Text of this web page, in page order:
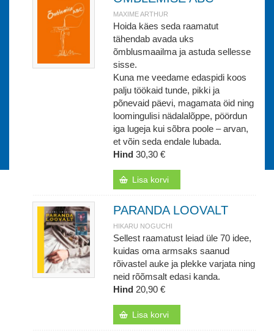
MAXIME ARTHUR
Hoida käes seda raamatut
tähendab avada uks
õmblusmaailma ja astuda sellesse
sisse.
Kuna me veedame edaspidi koos
palju töökaid tunde, pikki ja
põnevaid päevi, magamata öid ning
loomingulisi nädalalõppe, pöördun
iga lugeja kui sõbra poole – arvan,
et võin seda endale lubada.
Hind 30,30 €
Lisa korvi
PARANDA LOOVALT
HIKARU NOGUCHI
Sellest raamatust leiad üle 70 idee,
kuidas oma armsaks saanud
rõivastel auke ja plekke varjata ning
neid rõõmsalt edasi kanda.
Hind 20,90 €
Lisa korvi